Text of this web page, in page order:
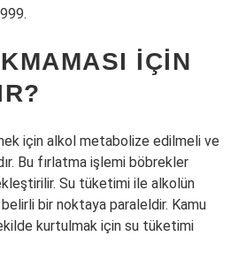
IÇIN
için alkol metabolize edilmeli ve
Bu fırlatma işlemi böbrekler
Su tüketimi ile alkolün
belirli bir noktaya paraleldir. Kamu
kurtulmak için su tüketimi